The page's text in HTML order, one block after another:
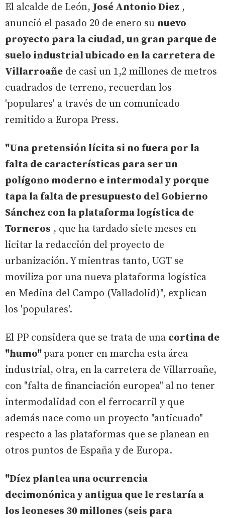
El alcalde de León, José Antonio Diez ,
anunció el pasado 20 de enero su nuevo
proyecto para la ciudad, un gran parque de
suelo industrial ubicado en la carretera de
Villarroañe de casi un 1,2 millones de metros
cuadrados de terreno, recuerdan los
'populares' a través de un comunicado
remitido a Europa Press.
"Una pretensión lícita si no fuera por la
falta de características para ser un
polígono moderno e intermodal y porque
tapa la falta de presupuesto del Gobierno
Sánchez con la plataforma logística de
Torneros , que ha tardado siete meses en
licitar la redacción del proyecto de
urbanización. Y mientras tanto, UGT se
moviliza por una nueva plataforma logística
en Medina del Campo (Valladolid)", explican
los 'populares'.
El PP considera que se trata de una cortina de
"humo"para poner en marcha esta área
industrial, otra, en la carretera de Villarroañe,
con "falta de financiación europea" al no tener
intermodalidad con el ferrocarril y que
además nace como un proyecto "anticuado"
respecto a las plataformas que se planean en
otros puntos de España y de Europa.
"Díez plantea una ocurrencia
decimonónica y antigua que le restaría a
los leoneses 30 millones (seis para